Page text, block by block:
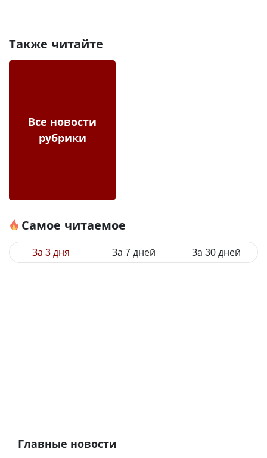
Также читайте
Все новости
рубрики
Самое читаемое
За 3 дня За 7 дней За 30 дней
Главные новости